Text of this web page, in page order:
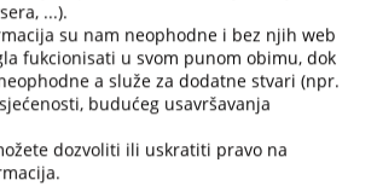
...).
su nam neophodne i bez njih web
fukcionisati u svom punom obimu, dok
a služe za dodatne stvari (npr.
budućeg usavršavanja
dozvoliti ili uskratiti pravo na